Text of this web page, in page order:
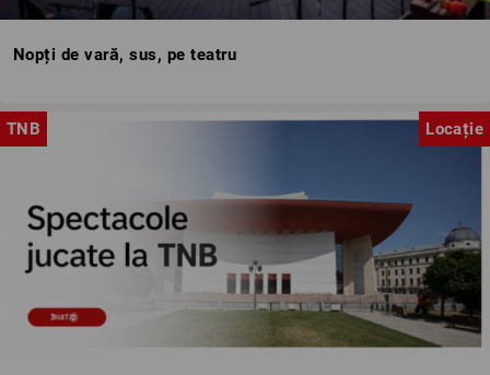
Nopți de vară, sus, pe teatru
TNB Locație